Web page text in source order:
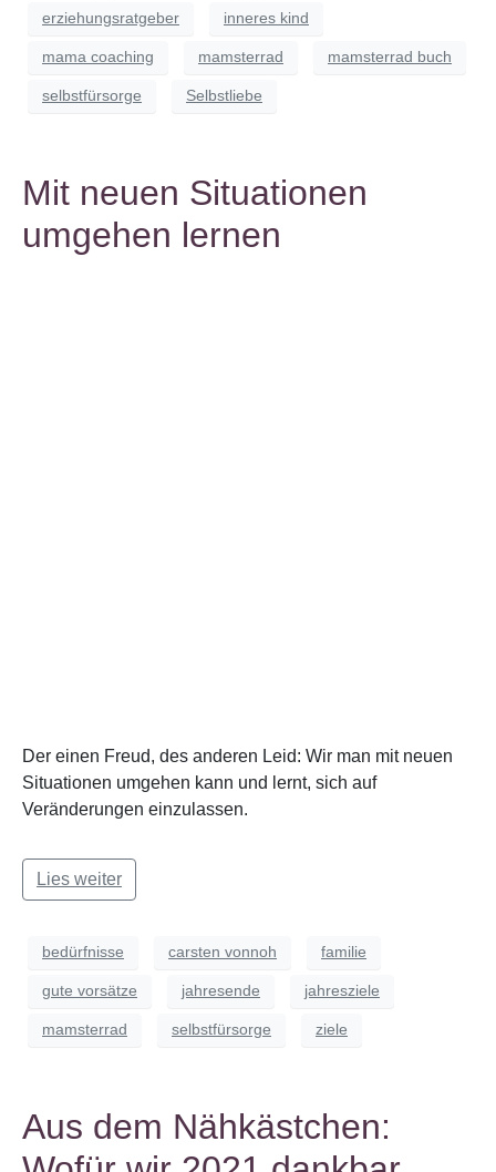
erziehungsratgeber inneres kind
mama coaching mamsterrad mamsterrad buch
selbstfürsorge Selbstliebe
Mit neuen Situationen
umgehen lernen
Der einen Freud, des anderen Leid: Wir man mit neuen
Situationen umgehen kann und lernt, sich auf
Veränderungen einzulassen.
Lies weiter
bedürfnisse carsten vonnoh familie
gute vorsätze jahresende jahresziele
mamsterrad selbstfürsorge ziele
Aus dem Nähkästchen: